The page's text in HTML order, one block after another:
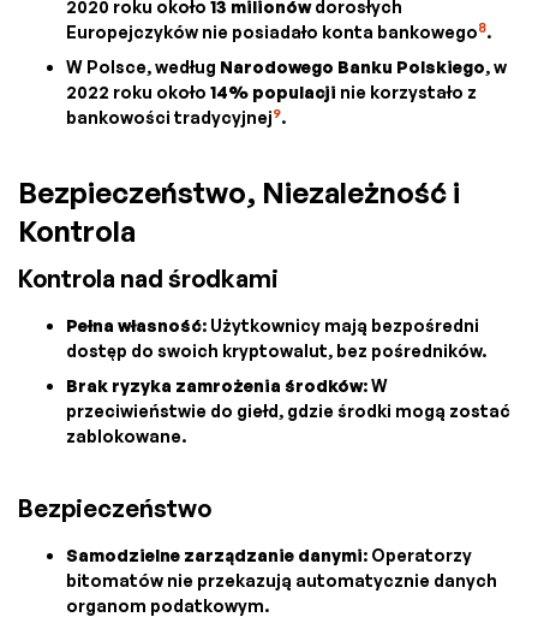
2020 roku około 13 milionówdorosłych
Europejczyków nie posiadało konta bankowego8.
W Polsce, według Narodowego Banku Polskiego, w
2022 roku około 14% populacji nie korzystało z
bankowości tradycyjnej9.
Bezpieczeństwo, Niezależność i
Kontrola
Kontrola nad środkami
Pełna własność: Użytkownicy mają bezpośredni
dostęp do swoich kryptowalut, bez pośredników.
Brak ryzyka zamrożenia środków: W
przeciwieństwie do giełd, gdzie środki mogą zostać
zablokowane.
Bezpieczeństwo
Samodzielne zarządzanie danymi: Operatorzy
bitomatów nie przekazują automatycznie danych
organom podatkowym.